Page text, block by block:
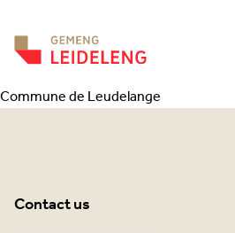
Commune de Leudelange
Contact us